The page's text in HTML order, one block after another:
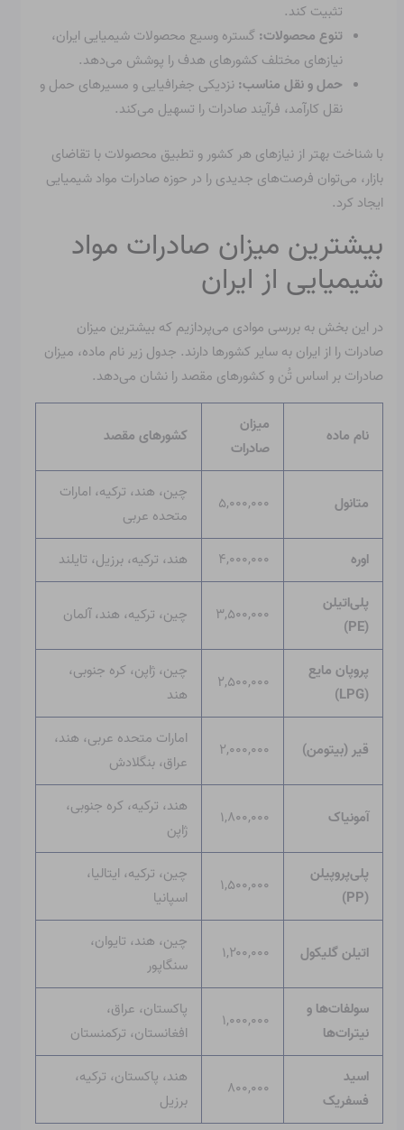
تثبیت کند.
تنوع محصولات: گستره وسیع محصولات شیمیایی ایران،
نیازهای مختلف کشورهای هدف را پوشش می‌دهد.
حمل و نقل مناسب: نزدیکی جغرافیایی و مسیرهای حمل و
نقل کارآمد، فرآیند صادرات را تسهیل می‌کند.
با شناخت بهتر از نیازهای هر کشور و تطبیق محصولات با تقاضای
بازار، می‌توان فرصت‌های جدیدی را در حوزه صادرات مواد شیمیایی
ایجاد کرد.
بیشترین میزان صادرات مواد
شیمیایی از ایران
در این بخش به بررسی موادی می‌پردازیم که بیشترین میزان
صادرات را از ایران به سایر کشورها دارند. جدول زیر نام ماده، میزان
صادرات بر اساس تُن و کشورهای مقصد را نشان می‌دهد.
نام ماده
میزان
صادرات
کشورهای مقصد
متانول ۵,۰۰۰,۰۰۰
چین، هند، ترکیه، امارات
متحده عربی
اوره
۴,۰۰۰,۰۰۰
هند، ترکیه، برزیل، تایلند
پلی‌اتیلن
(PE)
۳,۵۰۰,۰۰۰ چین، ترکیه، هند، آلمان
پروپان مایع
(LPG)
۲,۵۰۰,۰۰۰
چین، ژاپن، کره جنوبی،
هند
قیر (بیتومن) ۲,۰۰۰,۰۰۰
امارات متحده عربی، هند،
عراق، بنگلادش
آمونیاک ۱,۸۰۰,۰۰۰
هند، ترکیه، کره جنوبی،
ژاپن
پلی‌پروپیلن
(PP)
۱,۵۰۰,۰۰۰
چین، ترکیه، ایتالیا،
اسپانیا
اتیلن گلیکول ۱,۲۰۰,۰۰۰
چین، هند، تایوان،
سنگاپور
سولفات‌ها و
نیترات‌ها
۱,۰۰۰,۰۰۰
پاکستان، عراق،
افغانستان، ترکمنستان
اسید
فسفریک
۸۰۰,۰۰۰
هند، پاکستان، ترکیه،
برزیل